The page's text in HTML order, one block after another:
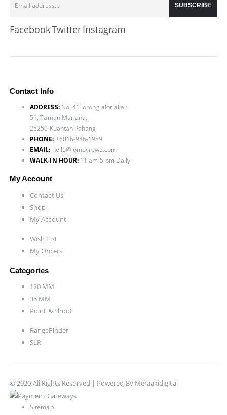
FacebookTwitterInstagram
Contact Info
ADDRESS: No. 41 lorong alor akar
51, Taman Mariana,
25250 Kuantan Pahang
PHONE: +6016-986-1989
EMAIL: hello@lomocrewz.com
WALK-IN HOUR: 11 am-5 pm Daily
My Account
Contact Us
Shop
My Account
Wish List
My Orders
Categories
120 MM
35 MM
Point & Shoot
RangeFinder
SLR
© 2020 All Rights Reserved | Powered By Meraakidigital
Sitemap